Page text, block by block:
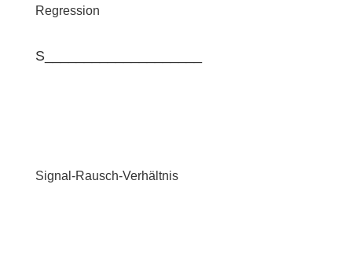
Regression
S____________________
Signal-Rausch-Verhältnis